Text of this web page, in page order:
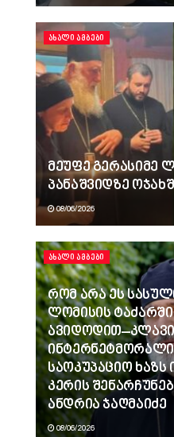
ᲐᲮᲐᲚᲘ ᲐᲛᲑᲔᲑᲘ
მეუფე გერასიმე
პანაშვიდზე
08/06/2026
ᲐᲮᲐᲚᲘ ᲐᲛᲑᲔᲑᲘ
რომ არა ეს
ლომისის ტაძარში
საოკუპაციო
კერის
ანდრია ჯაღმაიძე
08/06/2026